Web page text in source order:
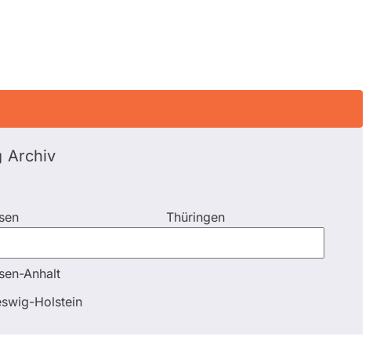
Anhalt
Holstein
Thüringen
Archiv